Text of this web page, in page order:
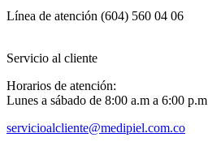
Línea de atención (604) 560 04 06
Servicio al cliente
Horarios de atención:
Lunes a sábado de 8:00 a.m a 6:00 p.m
servicioalcliente@medipiel.com.co